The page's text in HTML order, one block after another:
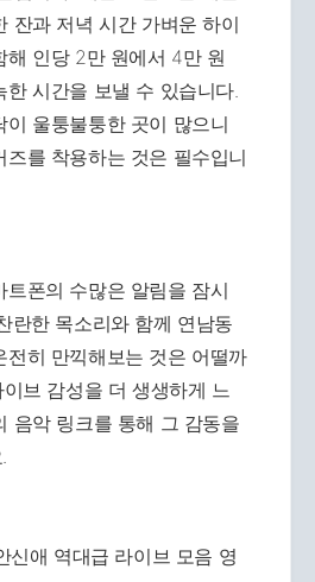
잔과 저녁 시간 가벼운 하이
해 인당 2만 원에서 4만 원
한 시간을 보낼 수 있습니다.
이 울퉁불퉁한 곳이 많으니
즈를 착용하는 것은 필수입니
트폰의 수많은 알림을 잠시
란한 목소리와 함께 연남동
전히 만끽해보는 것은 어떨까
브 감성을 더 생생하게 느
음악 링크를 통해 그 감동을
신애 역대급 라이브 모음 영